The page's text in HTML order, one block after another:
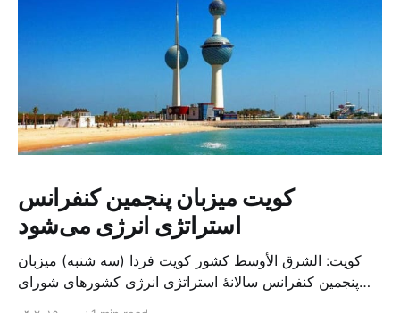
کویت میزبان پنجمین کنفرانس
استراتژی انرژی می‌شود
کویت: الشرق الأوسط کشور کویت فردا (سه شنبه) میزبان
پنجمین کنفرانس سالانهٔ استراتژی انرژی کشورهای شورای